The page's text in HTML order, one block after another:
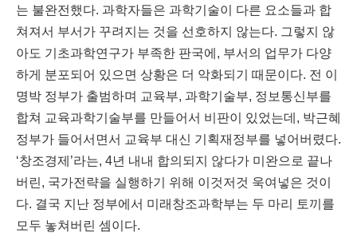
는 불완전했다. 과학자들은 과학기술이 다른 요소들과 합
쳐져서 부서가 꾸려지는 것을 선호하지 않는다. 그렇지 않
아도 기초과학연구가 부족한 판국에 , 부서의 업무가 다양
하게 분포되어 있으면 상황은 더 악화되기 때문이다. 전 이
명박 정부가 출범하며 교육부, 과학기술부, 정보통신부를
합쳐 교육과학기술부를 만들어서 비판이 있었는데 , 박근혜
정부가 들어서면서 교육부 대신 기획재정부를 넣어버렸다.
‘창조경제 ’라는, 4년 내내 합의되지 않다가 미완으로 끝나
버린, 국가전략을 실행하기 위해 이것저것 욱여넣은 것이
다. 결국 지난 정부에서 미래창조과학부는 두 마리 토끼를
모두 놓쳐버린 셈이다.